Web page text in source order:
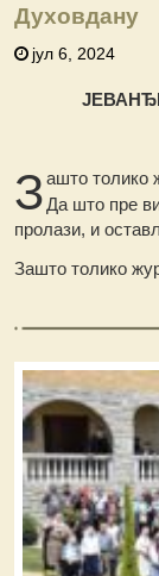
Духовдану
јул 6, 2024
Зашто толико
Да што пре
пролази, и
Зашто толико